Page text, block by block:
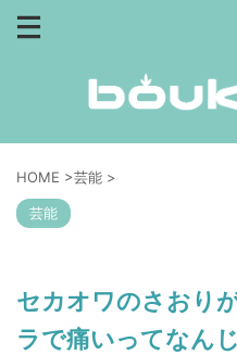
HOME >芸能 >
芸能
セカオワのさおり
ラで痛いってなん